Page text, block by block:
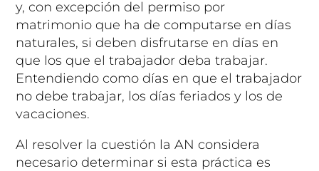
y, con excepción del permiso por
matrimonio que ha de computarse en días
naturales, si deben disfrutarse en días en
que los que el trabajador deba trabajar.
Entendiendo como días en que el trabajador
no debe trabajar, los días feriados y los de
vacaciones.
Al resolver la cuestión la AN considera
necesario determinar si esta práctica es